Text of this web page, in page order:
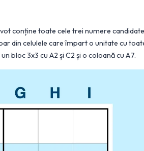
conține toate cele trei numere
din celulele care împart o unitate cu
bloc 3x3 cu A2 și C2 și o coloană cu A7.